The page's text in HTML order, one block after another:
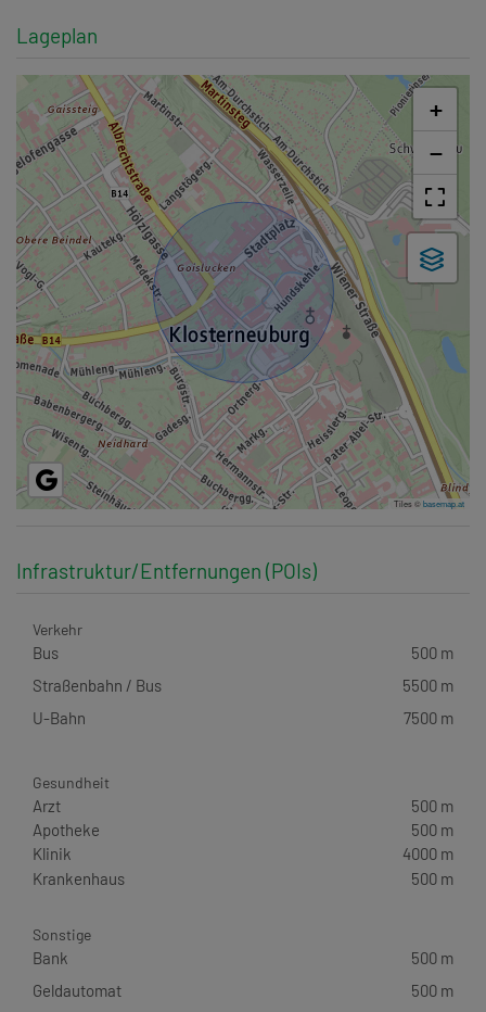
Lageplan
+
−
Tiles ©basemap.at
Infrastruktur/Entfernungen (POIs)
Verkehr
Bus
500 m
Straßenbahn / Bus
5500 m
U-Bahn
7500 m
Gesundheit
Arzt
500 m
Apotheke
500 m
Klinik
4000 m
Krankenhaus
500 m
Sonstige
Bank
500 m
Geldautomat
500 m